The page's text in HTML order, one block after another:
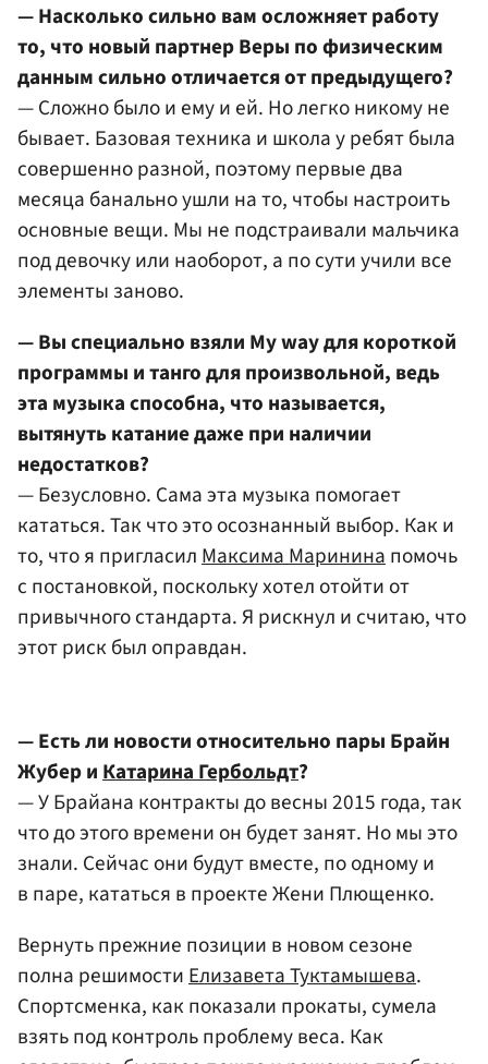
— Насколько сильно вам осложняет работу
то, что новый партнер Веры по физическим
данным сильно отличается от предыдущего?
— Сложно было и ему и ей. Но легко никому не
бывает. Базовая техника и школа у ребят была
совершенно разной, поэтому первые два
месяца банально ушли на то, чтобы настроить
основные вещи. Мы не подстраивали мальчика
под девочку или наоборот, а по сути учили все
элементы заново.
— Вы специально взяли My way для короткой
программы и танго для произвольной, ведь
эта музыка способна, что называется,
вытянуть катание даже при наличии
недостатков?
— Безусловно. Сама эта музыка помогает
кататься. Так что это осознанный выбор. Как и
то, что я пригласилМаксима Марининапомочь
с постановкой, поскольку хотел отойти от
привычного стандарта. Я рискнул и считаю, что
этот риск был оправдан.
— Есть ли новости относительно пары Брайн
Жубер иКатарина Гербольдт?
— У Брайана контракты до весны 2015 года, так
что до этого времени он будет занят. Но мы это
знали. Сейчас они будут вместе, по одному и
в паре, кататься в проекте Жени Плющенко.
Вернуть прежние позиции в новом сезоне
полна решимостиЕлизавета Туктамышева.
Спортсменка, как показали прокаты, сумела
взять под контроль проблему веса. Как